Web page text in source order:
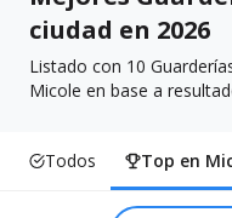
ciudad en 2026
Listado con 10
Micole en base a
Todos Top en